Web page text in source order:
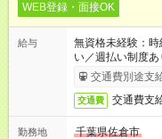
WEB登録・面接OK
給与
無資格未経験：
い／週払い制度
完了次第のお支払
交通費別途支
交通費 交通費支
勤務地
千葉県佐倉市